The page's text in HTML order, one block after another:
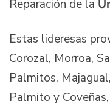
Reparación de la
Estas lideresas
Corozal, Morroa,
Palmitos,
Palmito y